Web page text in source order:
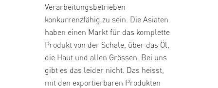
Verarbeitungsbetrieben
konkurrenzfähig zu sein. Die Asiaten
haben einen Markt für das komplette
Produkt von der Schale, über das Öl,
die Haut und allen Grössen. Bei uns
gibt es das leider nicht. Das heisst,
mit den exportierbaren Produkten